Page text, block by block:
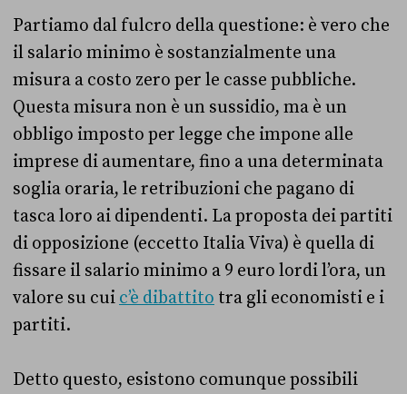
Partiamo dal fulcro della questione: è vero che
il salario minimo è sostanzialmente una
misura a costo zero per le casse pubbliche.
Questa misura non è un sussidio, ma è un
obbligo imposto per legge che impone alle
imprese di aumentare, fino a una determinata
soglia oraria, le retribuzioni che pagano di
tasca loro ai dipendenti. La proposta dei partiti
di opposizione (eccetto Italia Viva) è quella di
fissare il salario minimo a 9 euro lordi l’ora, un
valore su cui c’è dibattito tra gli economisti e i
partiti.
Detto questo, esistono comunque possibili